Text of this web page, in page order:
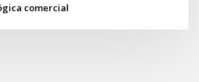
comercial